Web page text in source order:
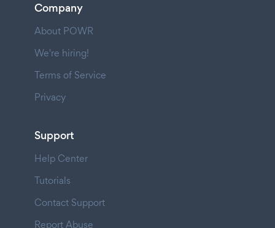
Company
About POWR
We're hiring!
Terms of Service
Privacy
Support
Help Center
Tutorials
Contact Support
Report Abuse